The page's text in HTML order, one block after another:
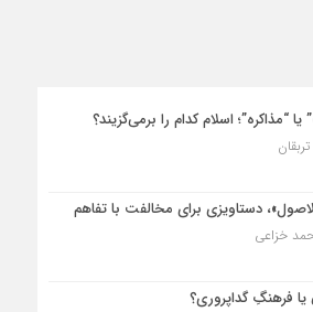
“مذاکره”؛ اسلام کدام را برمی‌گزیند؟
دستاویزی برای مخالفت با تفاهم
خزاعی
یا فرهنگِ گداپروری؟